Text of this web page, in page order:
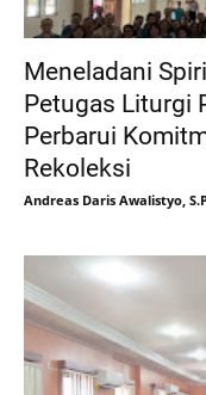
Meneladani
Petugas Liturgi
Perbarui
Rekoleksi
Andreas Daris Awalistyo,